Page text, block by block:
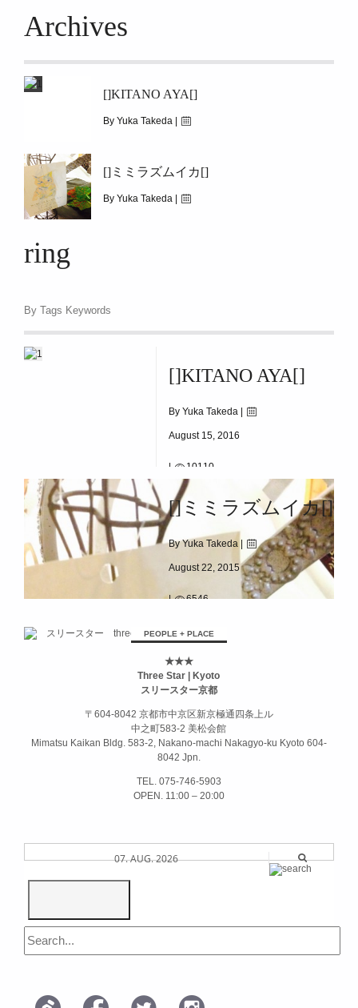
Archives
[]KITANO AYA[]
By Yuka Takeda |
|
10110
[]kitano Aya[]
[]ミミラズムイカ[]
By Yuka Takeda |
ring
By Tags Keywords
[]KITANO AYA[]
By Yuka Takeda |
August 15, 2016
| 10110
[]kitano Aya[]
[]ミミラズムイカ[]
By Yuka Takeda |
August 22, 2015
| 6546
[]ミミラズムイカ[]
PEOPLE + PLACE
★★★
Three Star | Kyoto
スリースター京都
〒604-8042 京都市中京区新京極通四条上ル
中之町583-2 美松会館
Mimatsu Kaikan Bldg. 583-2, Nakano-machi Nakagyo-ku Kyoto 604-
8042 Jpn.
TEL. 075-746-5903
OPEN. 11:00 – 20:00
07. AUG. 2026